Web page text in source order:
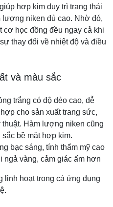
hợp kim duy trì trạng thái
lượng niken đủ cao. Nhờ đó,
học đồng đều ngay cả khi
thay đổi về nhiệt độ và điều
và màu sắc
trắng có độ dẻo cao, dễ
cho sản xuất trang sức,
thuật. Hàm lượng niken cũng
bề mặt hợp kim.
bạc sáng, tính thẩm mỹ cao
ngả vàng, cảm giác ấm hơn
linh hoạt trong cả ứng dụng